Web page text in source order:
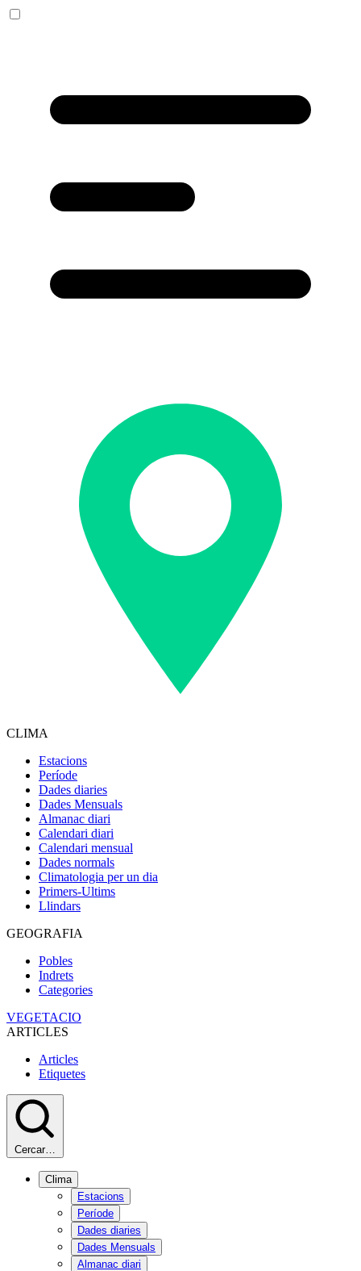
CLIMA
Estacions
Període
Dades diaries
Dades Mensuals
Almanac diari
Calendari diari
Calendari mensual
Dades normals
Climatologia per un dia
Primers-Ultims
Llindars
GEOGRAFIA
Pobles
Indrets
Categories
VEGETACIO
ARTICLES
Articles
Etiquetes
Cercar…
Clima
Estacions
Període
Dades diaries
Dades Mensuals
Almanac diari